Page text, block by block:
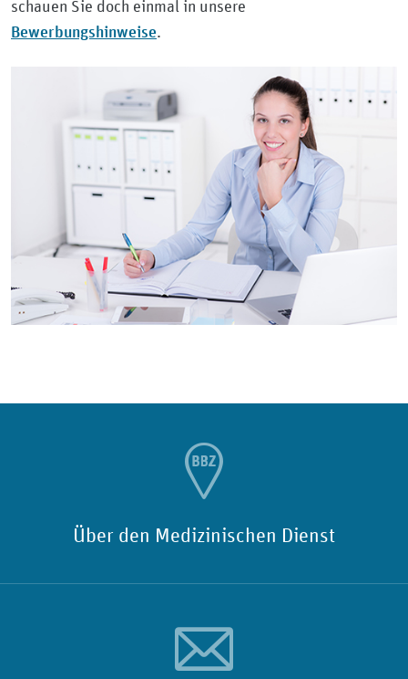
schauen Sie doch einmal in unsere
Bewerbungshinweise.
Über den Medizinischen Dienst